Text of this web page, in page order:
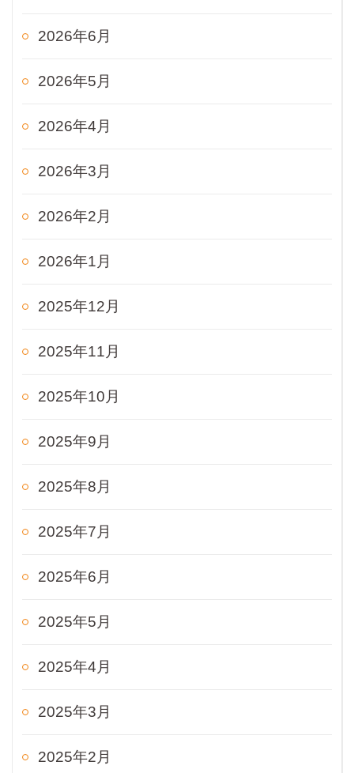
2026年6月
2026年5月
2026年4月
2026年3月
2026年2月
2026年1月
2025年12月
2025年11月
2025年10月
2025年9月
2025年8月
2025年7月
2025年6月
2025年5月
2025年4月
2025年3月
2025年2月